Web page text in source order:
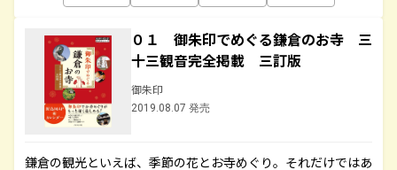
０１ 御朱印でめぐる鎌倉のお寺 三
十三観音完全掲載 三訂版
御朱印
2019.08.07 発売
鎌倉の観光といえば、季節の花とお寺めぐり。それだけではあ